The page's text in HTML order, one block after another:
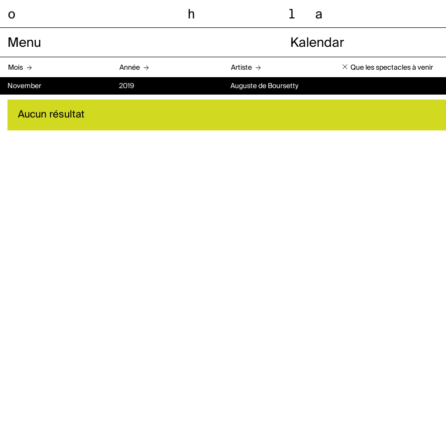
o h l a
Menu Kalendar
Mois Année Artiste Que les spectacles à venir
November 2019 Auguste de Boursetty
Aucun résultat